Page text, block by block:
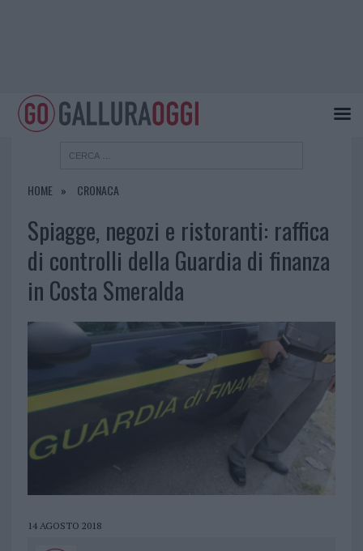
HOME CRONACA
Spiagge, negozi e ristoranti: raffica
di controlli della Guardia di finanza
in Costa Smeralda
14 AGOSTO 2018